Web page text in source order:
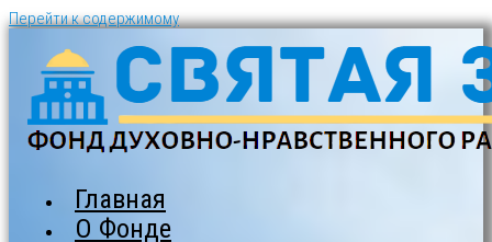
Перейти к содержимому
Главная
О Фонде